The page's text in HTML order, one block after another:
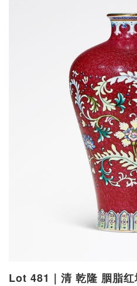
Lot 481｜清 乾隆 胭脂